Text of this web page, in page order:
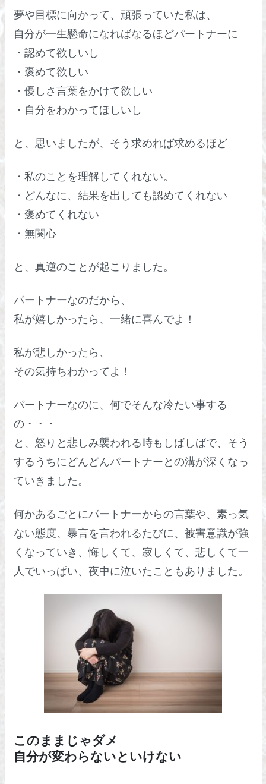
夢や目標に向かって、頑張っていた私は、
自分が一生懸命になればなるほどパートナーに
・認めて欲しいし
・褒めて欲しい
・優しさ言葉をかけて欲しい
・自分をわかってほしいし
と、思いましたが、そう求めれば求めるほど
・私のことを理解してくれない。
・どんなに、結果を出しても認めてくれない
・褒めてくれない
・無関心
と、真逆のことが起こりました。
パートナーなのだから、
私が嬉しかったら、一緒に喜んでよ！
私が悲しかったら、
その気持ちわかってよ！
パートナーなのに、何でそんな冷たい事する
の・・・
と、怒りと悲しみ襲われる時もしばしばで、そう
するうちにどんどんパートナーとの溝が深くなっ
ていきました。
何かあるごとにパートナーからの言葉や、素っ気
ない態度、暴言を言われるたびに、被害意識が強
くなっていき、悔しくて、寂しくて、悲しくて一
人でいっぱい、夜中に泣いたこともありました。
このままじゃダメ
自分が変わらないといけない